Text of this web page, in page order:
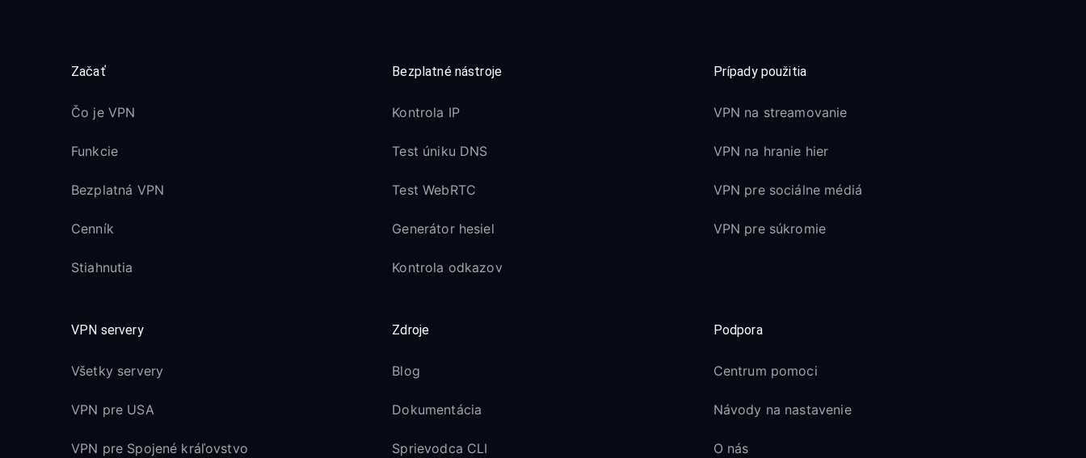
Začať
Čo je VPN
Funkcie
Bezplatná VPN
Cenník
Stiahnutia
Bezplatné nástroje
Kontrola IP
Test úniku DNS
Test WebRTC
Generátor hesiel
Kontrola odkazov
Prípady použitia
VPN na streamovanie
VPN na hranie hier
VPN pre sociálne médiá
VPN pre súkromie
VPN servery
Všetky servery
VPN pre USA
VPN pre Spojené kráľovstvo
Zdroje
Blog
Dokumentácia
Sprievodca CLI
Podpora
Centrum pomoci
Návody na nastavenie
O nás